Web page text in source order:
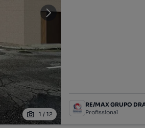
1 /12
RE/MAX GRUPO
Profissional